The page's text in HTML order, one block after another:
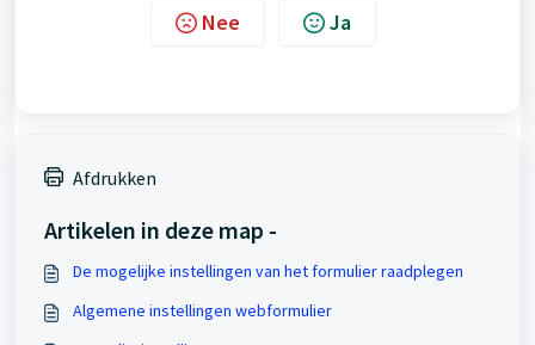
Nee Ja
Afdrukken
Artikelen in deze map -
De mogelijke instellingen van het formulier raadplegen
Algemene instellingen webformulier